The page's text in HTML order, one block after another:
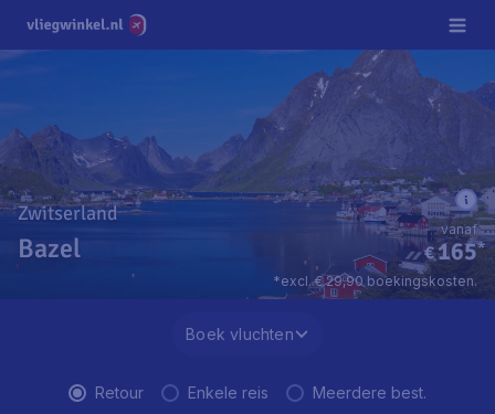
Zwitserland
Bazel €165*
vanaf
*excl. € 29,90 boekingskosten.
Boek vluchten
Retour Enkele reis Meerdere best.